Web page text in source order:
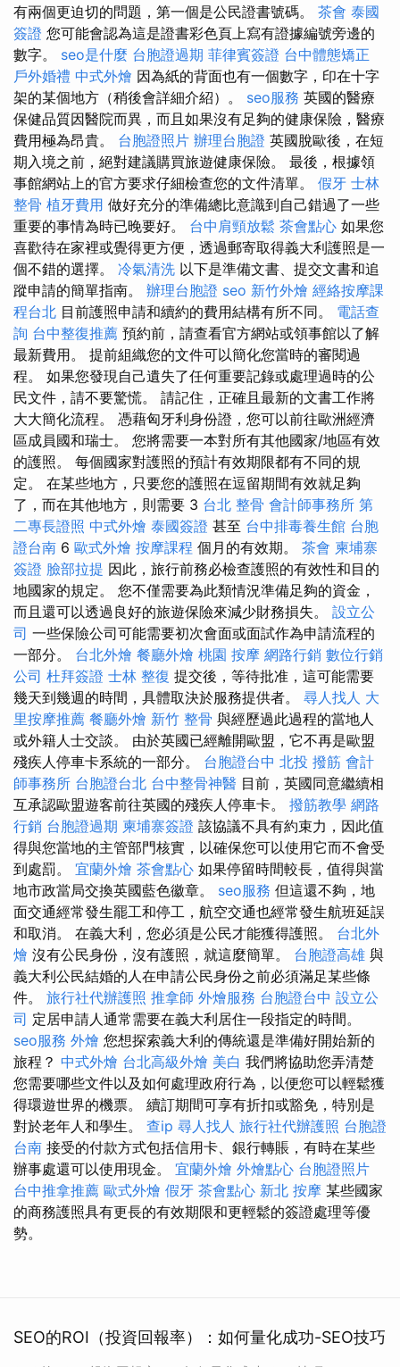
有兩個更迫切的問題，第一個是公民證書號碼。 茶會 泰國
簽證 您可能會認為這是證書彩色頁上寫有證據編號旁邊的
數字。 seo是什麼 台胞證過期 菲律賓簽證 台中體態矯正
戶外婚禮 中式外燴 因為紙的背面也有一個數字，印在十字
架的某個地方（稍後會詳細介紹）。 seo服務 英國的醫療
保健品質因醫院而異，而且如果沒有足夠的健康保險，醫療
費用極為昂貴。 台胞證照片 辦理台胞證 英國脫歐後，在短
期入境之前，絕對建議購買旅遊健康保險。 最後，根據領
事館網站上的官方要求仔細檢查您的文件清單。 假牙 士林
整骨 植牙費用 做好充分的準備總比意識到自己錯過了一些
重要的事情為時已晚要好。 台中肩頸放鬆 茶會點心 如果您
喜歡待在家裡或覺得更方便，透過郵寄取得義大利護照是一
個不錯的選擇。 冷氣清洗 以下是準備文書、提交文書和追
蹤申請的簡單指南。 辦理台胞證 seo 新竹外燴 經絡按摩課
程台北 目前護照申請和續約的費用結構有所不同。 電話查
詢 台中整復推薦 預約前，請查看官方網站或領事館以了解
最新費用。 提前組織您的文件可以簡化您當時的審閱過
程。 如果您發現自己遺失了任何重要記錄或處理過時的公
民文件，請不要驚慌。 請記住，正確且最新的文書工作將
大大簡化流程。 憑藉匈牙利身份證，您可以前往歐洲經濟
區成員國和瑞士。 您將需要一本對所有其他國家/地區有效
的護照。 每個國家對護照的預計有效期限都有不同的規
定。 在某些地方，只要您的護照在逗留期間有效就足夠
了，而在其他地方，則需要 3 台北 整骨 會計師事務所 第
二專長證照 中式外燴 泰國簽證 甚至 台中排毒養生館 台胞
證台南 6 歐式外燴 按摩課程 個月的有效期。 茶會 柬埔寨
簽證 臉部拉提 因此，旅行前務必檢查護照的有效性和目的
地國家的規定。 您不僅需要為此類情況準備足夠的資金，
而且還可以透過良好的旅遊保險來減少財務損失。 設立公
司 一些保險公司可能需要初次會面或面試作為申請流程的
一部分。 台北外燴 餐廳外燴 桃園 按摩 網路行銷 數位行銷
公司 杜拜簽證 士林 整復 提交後，等待批准，這可能需要
幾天到幾週的時間，具體取決於服務提供者。 尋人找人 大
里按摩推薦 餐廳外燴 新竹 整骨 與經歷過此過程的當地人
或外籍人士交談。 由於英國已經離開歐盟，它不再是歐盟
殘疾人停車卡系統的一部分。 台胞證台中 北投 撥筋 會計
師事務所 台胞證台北 台中整骨神醫 目前，英國同意繼續相
互承認歐盟遊客前往英國的殘疾人停車卡。 撥筋教學 網路
行銷 台胞證過期 柬埔寨簽證 該協議不具有約束力，因此值
得與您當地的主管部門核實，以確保您可以使用它而不會受
到處罰。 宜蘭外燴 茶會點心 如果停留時間較長，值得與當
地市政當局交換英國藍色徽章。 seo服務 但這還不夠，地
面交通經常發生罷工和停工，航空交通也經常發生航班延誤
和取消。 在義大利，您必須是公民才能獲得護照。 台北外
燴 沒有公民身份，沒有護照，就這麼簡單。 台胞證高雄 與
義大利公民結婚的人在申請公民身份之前必須滿足某些條
件。 旅行社代辦護照 推拿師 外燴服務 台胞證台中 設立公
司 定居申請人通常需要在義大利居住一段指定的時間。
seo服務 外燴 您想探索義大利的傳統還是準備好開始新的
旅程？ 中式外燴 台北高級外燴 美白 我們將協助您弄清楚
您需要哪些文件以及如何處理政府行為，以便您可以輕鬆獲
得環遊世界的機票。 續訂期間可享有折扣或豁免，特別是
對於老年人和學生。 查ip 尋人找人 旅行社代辦護照 台胞證
台南 接受的付款方式包括信用卡、銀行轉賬，有時在某些
辦事處還可以使用現金。 宜蘭外燴 外燴點心 台胞證照片
台中推拿推薦 歐式外燴 假牙 茶會點心 新北 按摩 某些國家
的商務護照具有更長的有效期限和更輕鬆的簽證處理等優
勢。
SEO的ROI（投資回報率）：如何量化成功-SEO技巧